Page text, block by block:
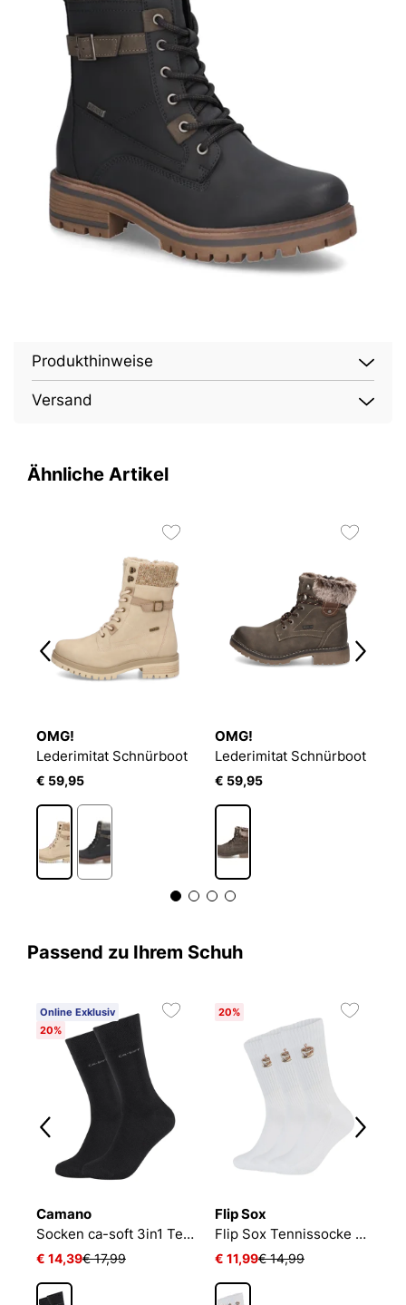
Produkthinweise
Versand
Ähnliche Artikel
OMG!
Lederimitat Schnürboot
€ 59,95
OMG!
Lederimitat Schnürboot
€ 59,95
Passend zu Ihrem Schuh
Online Exklusiv
20%
Camano
Socken ca-soft 3in1 Tencel Wolle Bambus
€ 14,39€ 17,99
20%
Flip Sox
Flip Sox Tennissocke mit Motiv Flip Sox Tennissocke mit Motiv
€ 11,99€ 14,99